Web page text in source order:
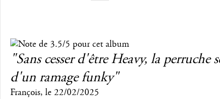
"Sans cesser d'être Heavy, la perruche
d'un ramage funky"
François, le 22/02/2025